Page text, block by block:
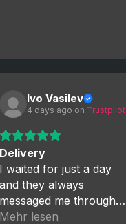
Ivo Vasilev
4 days ago on Trustpilot
Delivery
I waited for just a day
and they always
messaged me through
the process. I’m really
Mehr lesen